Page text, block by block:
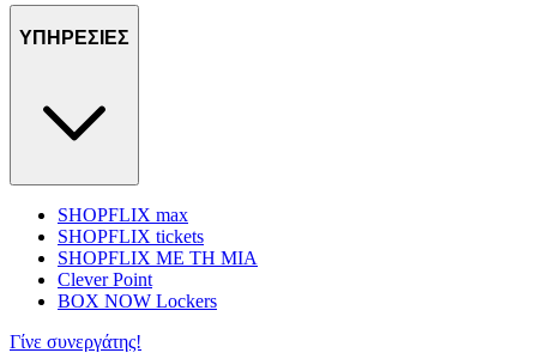
ΥΠΗΡΕΣΙΕΣ
SHOPFLIX max
SHOPFLIX tickets
SHOPFLIX ΜΕ ΤΗ ΜΙΑ
Clever Point
BOX NOW Lockers
Γίνε συνεργάτης!